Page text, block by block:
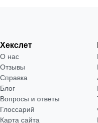
Хекслет
О нас
Отзывы
Справка
Блог
Вопросы и ответы
Глоссарий
Карта сайта